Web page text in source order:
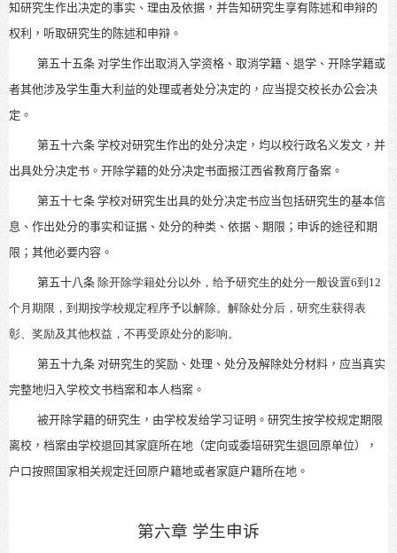
知研究生作出决定的事实、理由及依据，并告知研究生享有陈述和申辩的
权利，听取研究生的陈述和申辩。
第五十五条 对学生作出取消入学资格、取消学籍、退学、开除学籍或
者其他涉及学生重大利益的处理或者处分决定的， 应当提交校长办公会决
定。
第五十六条 学校对研究生作出的处分决定，均以校行政名义发文，并
出具处分决定书。 开除学籍的处分决定书面报江西省教育厅备案。
第五十七条 学校对研究生出具的处分决定书应当包括研究生的基本信
息 、作出处分的事实和证据、 处分的种类、 依据、期限；申诉的途径和期
限；其他必要内容。
第五十八条 除开除学籍处分以外，给予研究生的处分一般设置6到 12
个月期限，到期按学校规定程序予以解除。解除处分后，研究生获得表
彰、奖励及其他权益，不再受原处分的影响。
第五十九条 对研究生的奖励、处理、处分及解除处分材料，应当真实
完整地归入学校文书档案和本人档案。
被开除学籍的研究生，由学校发给学习证明。研究生按学校规定期限
离校，档案由学校退回其家庭所在地（定向或委培研究生退回原单位），
户口按照国家相关规定迁回原户籍地或者家庭户籍所在地。
第六章 学生申诉